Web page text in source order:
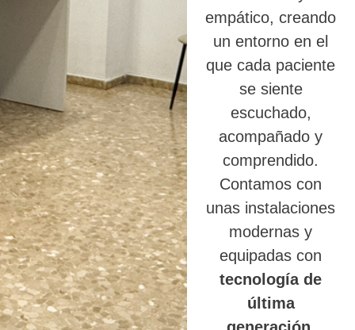
empático, creando
un entorno en el
que cada paciente
se siente
escuchado,
acompañado y
comprendido.
Contamos con
unas instalaciones
modernas y
equipadas con
tecnología de
última